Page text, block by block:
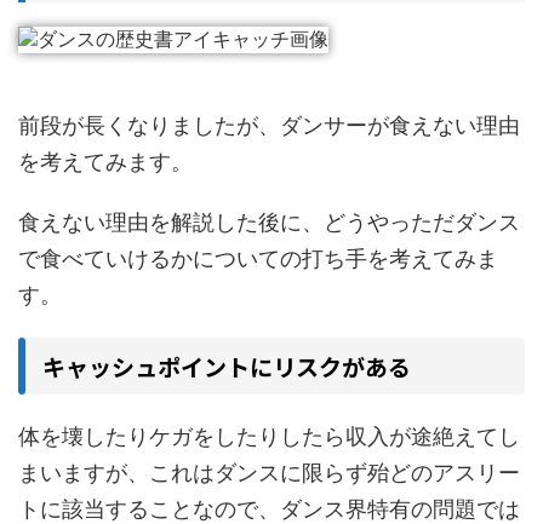
前段が長くなりましたが、ダンサーが食えない理由
を考えてみます。
食えない理由を解説した後に、どうやっただダンス
で食べていけるかについての打ち手を考えてみま
す。
キャッシュポイントにリスクがある
体を壊したりケガをしたりしたら収入が途絶えてし
まいますが、これはダンスに限らず殆どのアスリー
トに該当することなので、ダンス界特有の問題では